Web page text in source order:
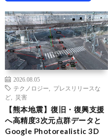
2026.08.05
テクノロジー
プレスリリースな
ど
災害
【熊本地震】復旧・復興支援
へ高精度3次元点群データと
Google Photorealistic 3D